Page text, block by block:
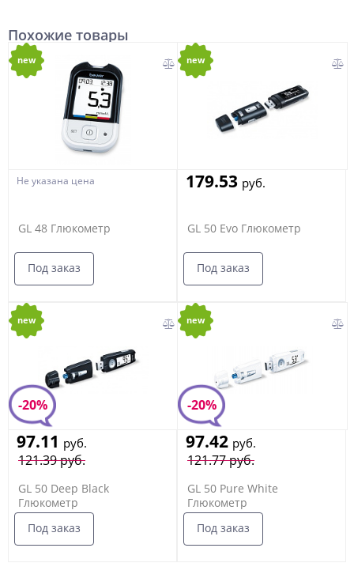
Похожие товары
new
Не указана цена
GL 48 Глюкометр
Под заказ
new
179.53 руб.
GL 50 Evo Глюкометр
Под заказ
new
-20%
121.39 руб.
97.11 руб.
GL 50 Deep Black
Глюкометр
Под заказ
new
-20%
121.77 руб.
97.42 руб.
GL 50 Pure White
Глюкометр
Под заказ